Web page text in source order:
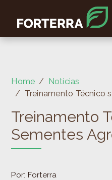
Home
Notícias
Treinamento Técnico
Treinamento
Sementes
Por: Forterra